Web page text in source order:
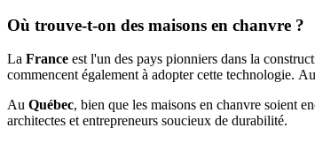
Où trouve-t-on des maisons en chanvre ?
La France est l'un des pays pionniers dans la
commencent également à adopter cette technologie.
Au Québec, bien que les maisons en chanvre soient
architectes et entrepreneurs soucieux de durabilité.